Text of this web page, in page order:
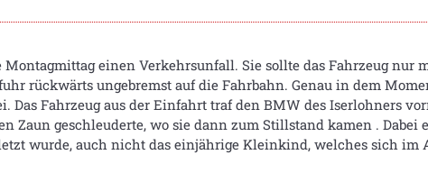
einen Verkehrsunfall. Sie sollte das Fahrzeug nur
rückwärts ungebremst auf die Fahrbahn. Genau in dem
Das Fahrzeug aus der Einfahrt traf den BMW des Iserlohners
Zaun geschleuderte, wo sie dann zum Stillstand kamen . Dabei
wurde, auch nicht das einjährige Kleinkind, welches sich im